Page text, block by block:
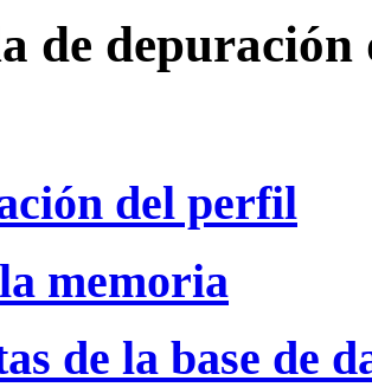
de depuración
del perfil
memoria
de la base de